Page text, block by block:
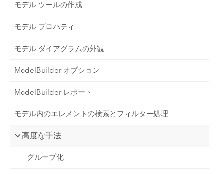
モデル ツールの作成
モデル プロパティ
モデル ダイアグラムの外観
ModelBuilder オプション
ModelBuilder レポート
モデル内のエレメントの検索とフィルター処理
高度な手法
グループ化